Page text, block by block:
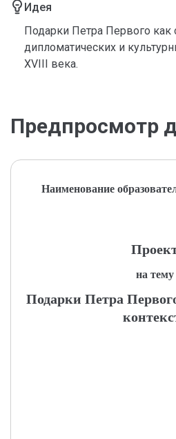
Идея
Подарки Петра Первого как
дипломатических и
XVIII века.
Предпросмотр
Наименование
на тему
Подарки Петра